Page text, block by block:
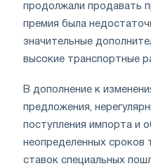
продолжали продавать
премия была
значительные
высокие транспортные
В дополнение к
предложения,
поступления импорта и
неопределенных сроков
ставок специальных